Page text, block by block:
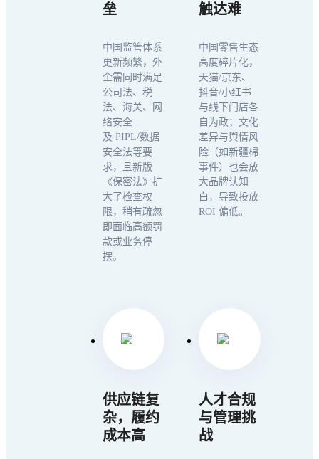
垒
中国监管体系
更新频繁，外
企需同时满足
公司法、税
法、海关、网
络安全
及 PIPL/数据
安全法等要
求，且新版
《保密法》扩
大了检查权
限，稍有疏忽
即面临高额罚
款或业务停
摆。
触达难
中国零售生态
高度碎片化，
天猫/京东、
抖音/小红书
与线下门店各
自为政；文化
差异与舆情风
险（如新疆棉
事件）也会放
大品牌认知
白，导致投放
ROI 偏低。​
供应链复
杂，履约
成本高
人才合规
与管理挑
战